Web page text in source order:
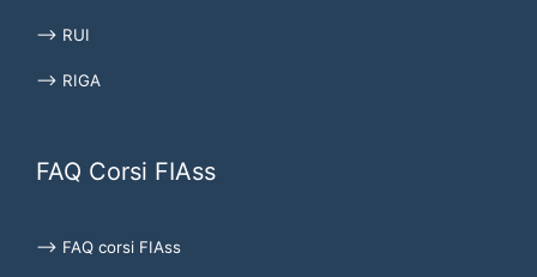
⟶ RUI
⟶ RIGA
FAQ Corsi FIAss
⟶ FAQ corsi FIAss